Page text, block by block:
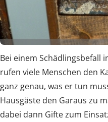
Bei einem Schädlingsbefall
rufen viele Menschen den
ganz genau, was er tun
Hausgäste den Garaus zu
dabei dann Gifte zum